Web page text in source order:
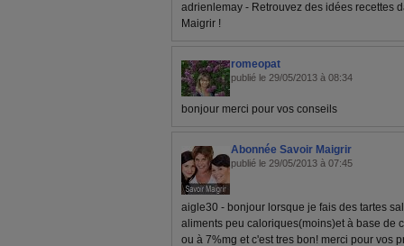
adrienlemay - Retrouvez des idées recettes
Maigrir !
romeopat
publié le 29/05/2013 à 08:34
bonjour merci pour vos conseils
Abonnée Savoir Maigrir
publié le 29/05/2013 à 07:45
aigle30 - bonjour lorsque je fais des tartes
aliments peu caloriques(moins)et à base de
ou à 7%mg et c'est tres bon! merci pour vos